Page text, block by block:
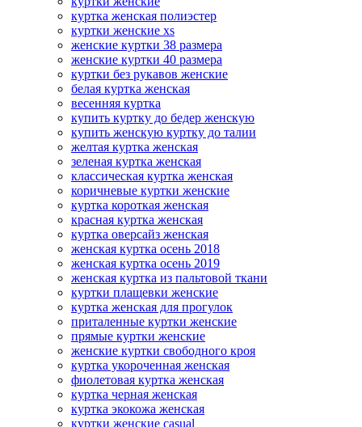
куртка женская полиэстер
куртки женские xs
женские куртки 38 размера
женские куртки 40 размера
куртки без рукавов женские
белая куртка женская
весенняя куртка
купить куртку до бедер женскую
купить женскую куртку до талии
желтая куртка женская
зеленая куртка женская
классическая куртка женская
коричневые куртки женские
куртка короткая женская
красная куртка женская
куртка оверсайз женская
женская куртка осень 2018
женская куртка осень 2019
женская куртка из пальтовой ткани
куртки плащевки женские
куртка женская для прогулок
приталенные куртки женские
прямые куртки женские
женские куртки свободного кроя
куртка укороченная женская
фиолетовая куртка женская
куртка черная женская
куртка экокожа женская
куртки женские casual